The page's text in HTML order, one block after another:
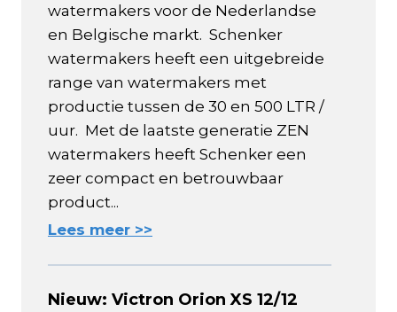
watermakers voor de Nederlandse
en Belgische markt. Schenker
watermakers heeft een uitgebreide
range van watermakers met
productie tussen de 30 en 500 LTR /
uur. Met de laatste generatie ZEN
watermakers heeft Schenker een
zeer compact en betrouwbaar
product...
Lees meer >>
Nieuw: Victron Orion XS 12/12